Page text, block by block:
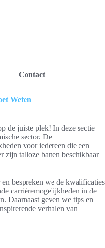
Contact
Weten
de juiste plek! In deze sectie
sector. De
voor iedereen die een
zijn talloze banen beschikbaar
bespreken we de kwalificaties
carrièremogelijkheden in de
Daarnaast geven we tips en
verhalen van